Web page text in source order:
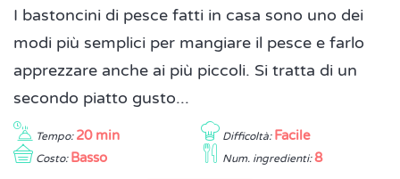
I bastoncini di pesce fatti in casa sono uno dei
modi più semplici per mangiare il pesce e farlo
apprezzare anche ai più piccoli. Si tratta di un
secondo piatto gusto...
Tempo: 20 min Difficoltà: Facile
Costo: Basso Num. ingredienti: 8